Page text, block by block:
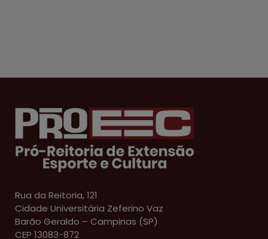
Rua da Reitoria, 121
Cidade Universitária Zeferino Vaz
Barão Geraldo – Campinas (SP)
CEP 13083-872